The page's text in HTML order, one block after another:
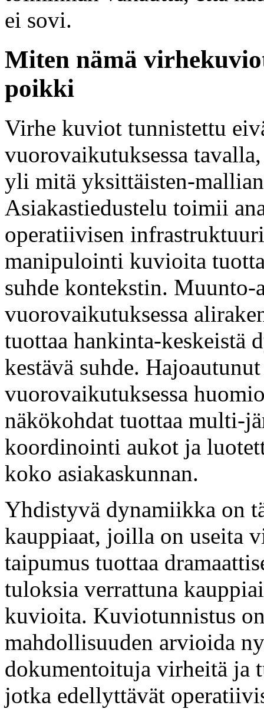
ei sovi.
Miten nämä
poikki
Virhe kuviot tunnistettu
vuorovaikutuksessa
yli mitä yksittäisten-
Asiakastiedustelu toimii
operatiivisen
manipulointi kuvioita
suhde kontekstin.
vuorovaikutuksessa
tuottaa hankinta-keskeistä
kestävä suhde.
vuorovaikutuksessa
näkökohdat tuottaa multi-
koordinointi aukot ja
koko asiakaskunnan.
Yhdistyvä dynamiikka on
kauppiaat, joilla on useita
taipumus tuottaa
tuloksia verrattuna
kuvioita. Kuviotunnistus
mahdollisuuden arvioida
dokumentoituja virheitä ja
jotka edellyttävät